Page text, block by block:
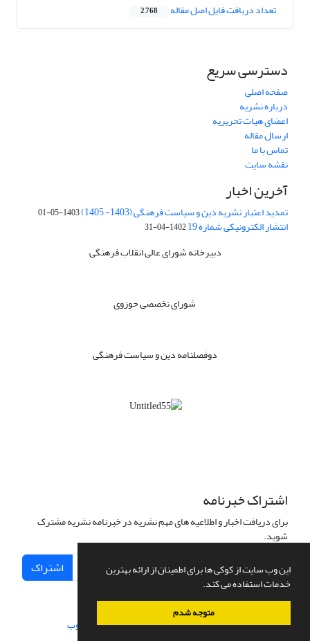
این وب سایت از کوکی ها برای اطمینان از ارائه بهترین
خدمات استفاده می کند.
متوجه شدم
تعداد دریافت فایل اصل مقاله 2,768
دسترسی سریع
صفحه اصلی
درباره نشریه
اعضای هیات تحریریه
ارسال مقاله
تماس با ما
نقشه سایت
آخرین اخبار
تمدید اعتبار نشریه دین و سیاست فرهنگی (1403- 1405) 1403-05-01
انتشار الکترونیکی شماره 19 1402-04-31
دبیرخانه شورای عالی انقلاب فرهنگی
شورای تخصصی حوزوی
دوفصلنامه دین و سیاست فرهنگی
اشتراک خبرنامه
برای دریافت اخبار و اطلاعیه های مهم نشریه در خبرنامه نشریه مشترک
شوید.
اشتراک
سامانه مدیریت نشریات علمی.طراحی و پیاده سازی از سیناوب